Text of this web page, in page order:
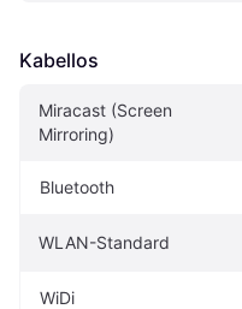
Kabellos
Miracast (Screen
Mirroring)
Bluetooth
WLAN-Standard
WiDi